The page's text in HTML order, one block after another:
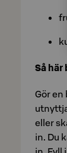
Så här
Gör
eller
in. Du